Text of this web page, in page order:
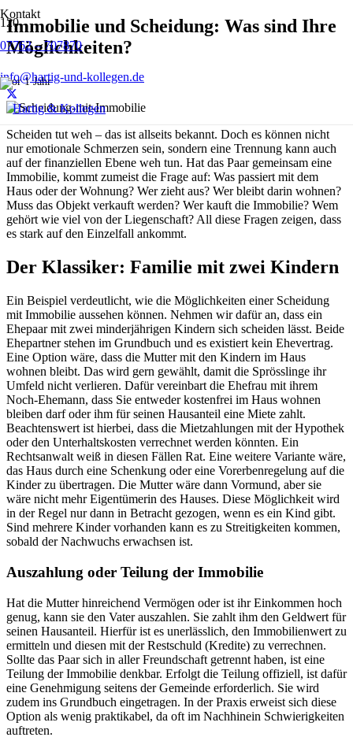
Kontakt
07762 – 707870
info@hartig-und-kollegen.de
Immobilie und Scheidung: Was sind Ihre
Möglichkeiten?
vor 1 Jahr
Scheiden tut weh – das ist allseits bekannt. Doch es können nicht
nur emotionale Schmerzen sein, sondern eine Trennung kann auch
auf der finanziellen Ebene weh tun. Hat das Paar gemeinsam eine
Immobilie, kommt zumeist die Frage auf: Was passiert mit dem
Haus oder der Wohnung? Wer zieht aus? Wer bleibt darin wohnen?
Muss das Objekt verkauft werden? Wer kauft die Immobilie? Wem
gehört wie viel von der Liegenschaft? All diese Fragen zeigen, dass
es stark auf den Einzelfall ankommt.
Der Klassiker: Familie mit zwei Kindern
Ein Beispiel verdeutlicht, wie die Möglichkeiten einer Scheidung
mit Immobilie aussehen können. Nehmen wir dafür an, dass ein
Ehepaar mit zwei minderjährigen Kindern sich scheiden lässt. Beide
Ehepartner stehen im Grundbuch und es existiert kein Ehevertrag.
Eine Option wäre, dass die Mutter mit den Kindern im Haus
wohnen bleibt. Das wird gern gewählt, damit die Sprösslinge ihr
Umfeld nicht verlieren. Dafür vereinbart die Ehefrau mit ihrem
Noch-Ehemann, dass Sie entweder kostenfrei im Haus wohnen
bleiben darf oder ihm für seinen Hausanteil eine Miete zahlt.
Beachtenswert ist hierbei, dass die Mietzahlungen mit der Hypothek
oder den Unterhaltskosten verrechnet werden könnten. Ein
Rechtsanwalt weiß in diesen Fällen Rat. Eine weitere Variante wäre,
das Haus durch eine Schenkung oder eine Vorerbenregelung auf die
Kinder zu übertragen. Die Mutter wäre dann Vormund, aber sie
wäre nicht mehr Eigentümerin des Hauses. Diese Möglichkeit wird
in der Regel nur dann in Betracht gezogen, wenn es ein Kind gibt.
Sind mehrere Kinder vorhanden kann es zu Streitigkeiten kommen,
sobald der Nachwuchs erwachsen ist.
Auszahlung oder Teilung der Immobilie
Hat die Mutter hinreichend Vermögen oder ist ihr Einkommen hoch
genug, kann sie den Vater auszahlen. Sie zahlt ihm den Geldwert für
seinen Hausanteil. Hierfür ist es unerlässlich, den Immobilienwert zu
ermitteln und diesen mit der Restschuld (Kredite) zu verrechnen.
Sollte das Paar sich in aller Freundschaft getrennt haben, ist eine
Teilung der Immobilie denkbar. Erfolgt die Teilung offiziell, ist dafür
eine Genehmigung seitens der Gemeinde erforderlich. Sie wird
zudem ins Grundbuch eingetragen. In der Praxis erweist sich diese
Option als wenig praktikabel, da oft im Nachhinein Schwierigkeiten
auftreten.